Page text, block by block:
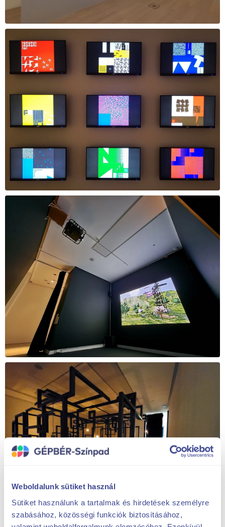
Weboldalunk sütiket használ
Sütiket használunk a tartalmak és hirdetések személyre
szabásához, közösségi funkciók biztosításához,